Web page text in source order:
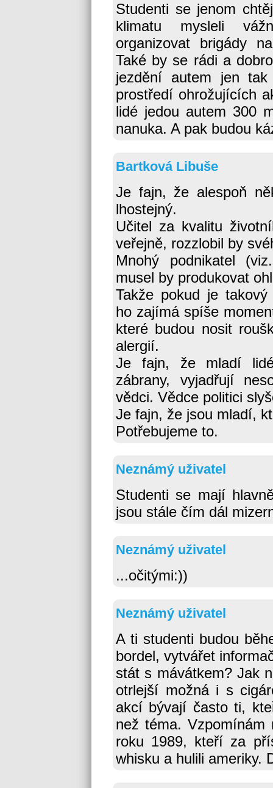
Studenti se jenom
klimatu mysleli
organizovat brigády
Také by se rádi a
jezdění autem jen
prostředí ohrožujících
lidé jedou autem 300
nanuka. A pak budou
Bartková Libuše
Je fajn, že alespoň
lhostejný.
Učitel za kvalitu
veřejně, rozzlobil by
Mnohý podnikatel
musel by produkovat
Takže pokud je takový
ho zajímá spíše
které budou nosit
alergií.
Je fajn, že mladí
zábrany, vyjadřují
vědci. Vědce politici
Je fajn, že jsou mladí,
Potřebujeme to.
Neznámý uživatel
Studenti se mají
jsou stále čím dál
Neznámý uživatel
...očitými:))
Neznámý uživatel
A ti studenti budou
bordel, vytvářet
stát s mávátkem? Jak
otrlejší možná i s
akcí bývají často ti,
než téma. Vzpomínám
roku 1989, kteří za
whisku a hulili ameriky.